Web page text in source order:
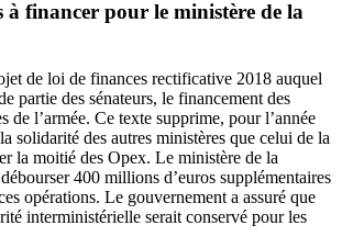
à financer pour le ministère de la
de loi de finances rectificative 2018 auquel
partie des sénateurs, le financement des
de l’armée. Ce texte supprime, pour l’année
solidarité des autres ministères que celui de la
la moitié des Opex. Le ministère de la
400 millions d’euros supplémentaires
opérations. Le gouvernement a assuré que
interministérielle serait conservé pour les